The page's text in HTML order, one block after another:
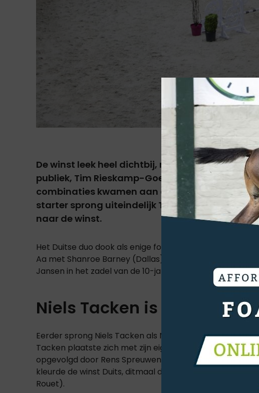
De winst leek heel dichtbij, maar op de valreep
publiek, Tim Rieskamp-Goedeking voor zich te
combinaties kwamen aan de start van de
starter sprong uiteindelijk Tim Rieskamp-
naar de winst.
Het Duitse duo dook als enige foutloos onder de 37
Aa met Shanroe Barney (Dallas) naar de tweede
Jansen in het zadel van de 10-jarige Stenvangs Daiquiri
Niels Tacken is sterkhouder
Eerder sprong Niels Tacken als Nederlandse
Tacken plaatste zich met zijn eigen, Alexia Z (Andiamo
opgevolgd door Rens Spreuwenberg en de negenjarige
kleurde de winst Duits, ditmaal dankzij Lars Volmer met
Rouet).